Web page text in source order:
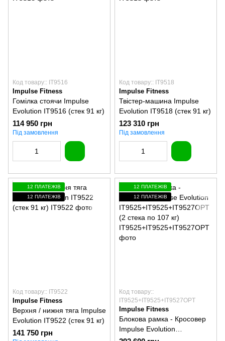
Код товару:: IT9516
Impulse Fitness
Гомілка стоячи Impulse
Evolution IT9516 (стек 91 кг)
114 950 грн
Під замовлення
Код товару:: IT9518
Impulse Fitness
Твістер-машина Impulse
Evolution IT9518 (стек 91 кг)
123 310 грн
Під замовлення
12 ПЛАТЕЖІВ
12 ПЛАТЕЖІВ
Код товару:: IT9522
Impulse Fitness
Верхня / нижня тяга Impulse
Evolution IT9522 (стек 91 кг)
141 750 грн
12 ПЛАТЕЖІВ
12 ПЛАТЕЖІВ
Код товару::
IT9525+IT9525+IT9527OPT
Impulse Fitness
Блокова рамка - Кросовер
Impulse Evolution
IT9525+IT9525+IT9527OPT